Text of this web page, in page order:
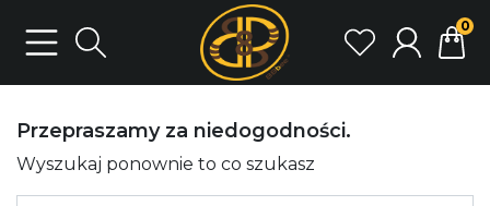
0
Przepraszamy za niedogodności.
Wyszukaj ponownie to co szukasz